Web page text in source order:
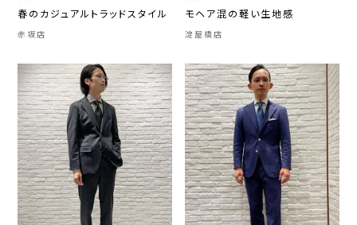
春のカジュアルトラッドスタイル
赤坂店
モヘア混の軽い生地感
淀屋橋店